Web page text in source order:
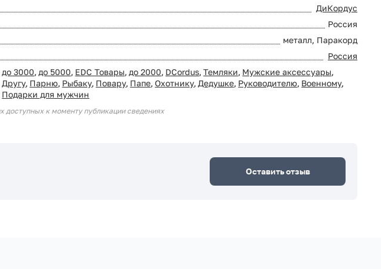
ДиКордус
Россия
металл, Паракорд
Россия
до 3000, до 5000, EDC Товары, до 2000, DCordus, Темляки, Мужские аксессуары,
Другу, Парню, Рыбаку, Повару, Папе, Охотнику, Дедушке, Руководителю, Военному,
Подарки для мужчин
доступных к моменту публикации сведениях
Оставить отзыв